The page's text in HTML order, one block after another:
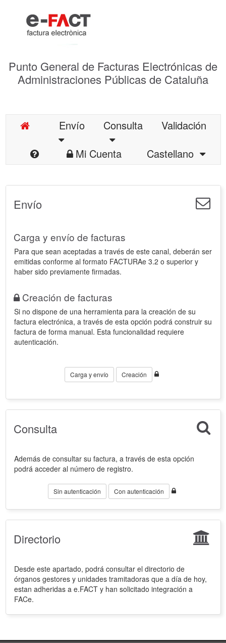
Punto General de Facturas Electrónicas de
Administraciones Públicas de Cataluña
Envío Consulta
Validación
Mi Cuenta
Castellano
Envío
Carga y envío de facturas
Para que sean aceptadas a través de este canal, deberán ser
emitidas conforme al formato FACTURAe 3.2 o superior y
haber sido previamente firmadas.
Creación de facturas
Si no dispone de una herramienta para la creación de su
factura electrónica, a través de esta opción podrá construir su
factura de forma manual. Esta funcionalidad requiere
autenticación.
Carga y envío Creación
Consulta
Además de consultar su factura, a través de esta opción
podrá acceder al número de registro.
Sin autenticación Con autenticación
Directorio
Desde este apartado, podrá consultar el directorio de
órganos gestores y unidades tramitadoras que a día de hoy,
estan adheridas a e.FACT y han solicitado integración a
FACe.